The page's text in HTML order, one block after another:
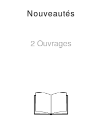
Nouveautés
2 Ouvrages